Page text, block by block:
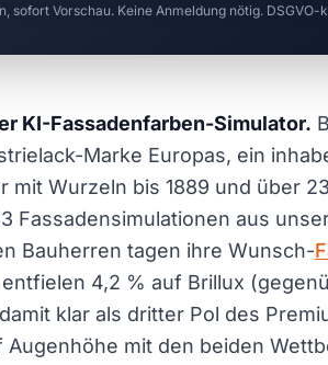
sofort Vorschau. Keine Anmeldung nötig. DSGVO-
KI-Fassadenfarben-Simulator.
Marke Europas, ein
mit Wurzeln bis 1889 und über
Fassadensimulationen aus
Bauherren tagen ihre Wunsch-
4,2 % auf Brillux
klar als dritter Pol des
mit den beiden